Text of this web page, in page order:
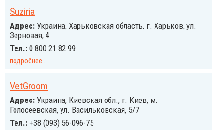
Suziria
Адрес: Украина, Харьковская область, г. Харьков, ул.
Зерновая, 4
Тел.: 0 800 21 82 99
подробнее...
VetGroom
Адрес: Украина, Киевская обл., г. Киев, м.
Голосеевская, ул. Васильковская, 5/7
Тел.: +38 (093) 56-096-75